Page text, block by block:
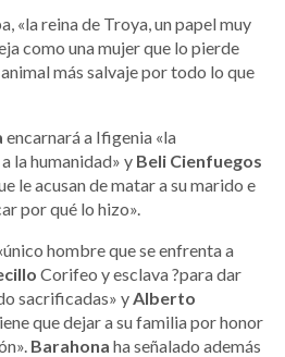
«la reina de Troya, un papel muy
como una mujer que lo pierde
más salvaje por todo lo que
encarnará a Ifigenia «la
la humanidad» y Beli Cienfuegos
le acusan de matar a su marido e
por qué lo hizo».
hombre que se enfrenta a
Corifeo y esclava ?para dar
sacrificadas» y Alberto
que dejar a su familia por honor
Barahona ha señalado además